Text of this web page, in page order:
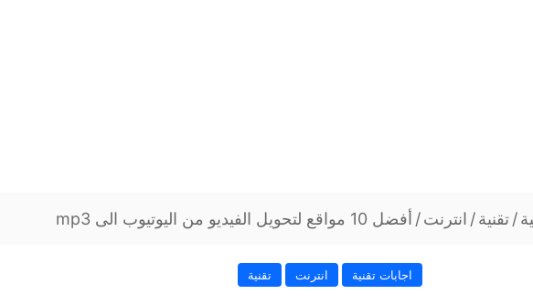
/تقنية/ انترنت/ أفضل 10 مواقع لتحويل الفيديو من اليوتيوب الى mp3
اجابات تقنية انترنت تقنية